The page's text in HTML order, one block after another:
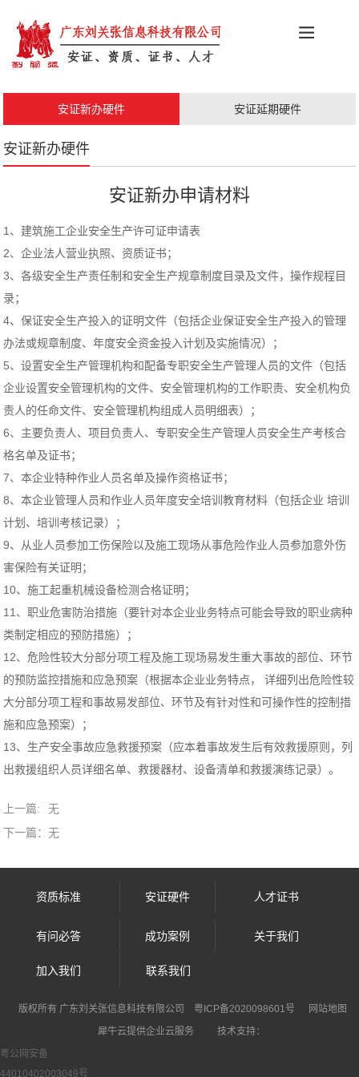
施工资质
科创政策
人才证书
安证新办硬件 安证延期硬件
安证新办硬件
安证新办申请材料
1、建筑施工企业安全生产许可证申请表
2、企业法人营业执照、资质证书；
3、各级安全生产责任制和安全生产规章制度目录及文件，操作规程目
录；
4、保证安全生产投入的证明文件（包括企业保证安全生产投入的管理
办法或规章制度、年度安全资金投入计划及实施情况）；
5、设置安全生产管理机构和配备专职安全生产管理人员的文件（包括
企业设置安全管理机构的文件、安全管理机构的工作职责、安全机构负
责人的任命文件、安全管理机构组成人员明细表）；
6、主要负责人、项目负责人、专职安全生产管理人员安全生产考核合
格名单及证书；
7、本企业特种作业人员名单及操作资格证书；
8、本企业管理人员和作业人员年度安全培训教育材料（包括企业 培训
计划、培训考核记录）；
9、从业人员参加工伤保险以及施工现场从事危险作业人员参加意外伤
害保险有关证明；
10、施工起重机械设备检测合格证明；
11、职业危害防治措施（要针对本企业业务特点可能会导致的职业病种
类制定相应的预防措施）；
12、危险性较大分部分项工程及施工现场易发生重大事故的部位、环节
的预防监控措施和应急预案（根据本企业业务特点， 详细列出危险性较
大分部分项工程和事故易发部位、环节及有针对性和可操作性的控制措
施和应急预案）；
13、生产安全事故应急救援预案（应本着事故发生后有效救援原则，列
出救援组织人员详细名单、救援器材、设备清单和救援演练记录）。
上一篇:
无
下一篇：无
资质标准 安证硬件 人才证书
有问必答 成功案例 关于我们
加入我们 联系我们
版权所有 广东刘关张信息科技有限公司
犀牛云提供企业云服务 粤ICP备2020098601号
网站地图
犀牛云提供企业云服务
技术支持：
粤公网安备
44010402003049号